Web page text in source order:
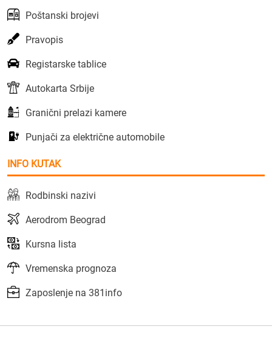
Poštanski brojevi
Pravopis
Registarske tablice
Autokarta Srbije
Granični prelazi kamere
Punjači za električne automobile
INFO KUTAK
Rodbinski nazivi
Aerodrom Beograd
Kursna lista
Vremenska prognoza
Zaposlenje na 381info